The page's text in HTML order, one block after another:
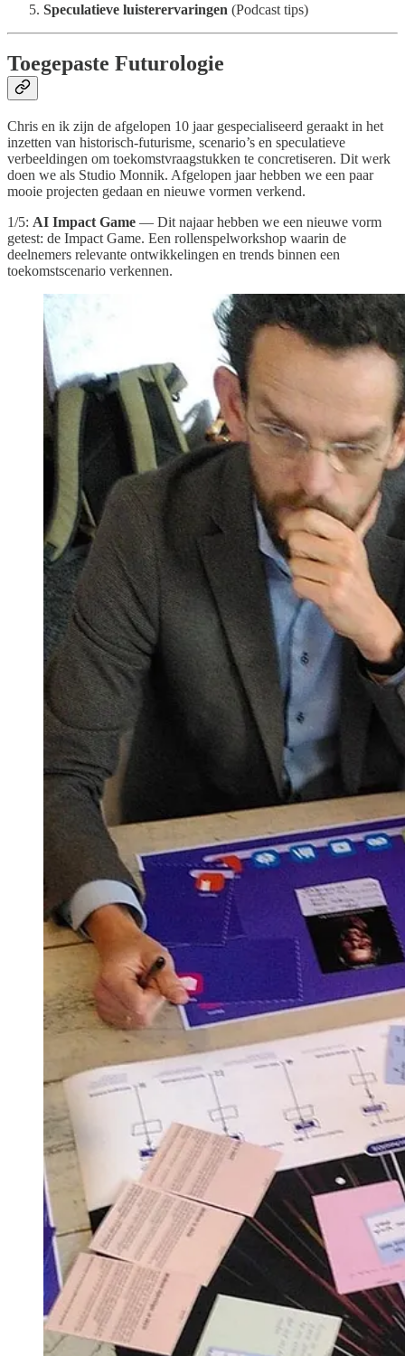
Speculatieve luisterervaringen (Podcast tips)
Toegepaste Futurologie
Chris en ik zijn de afgelopen 10 jaar gespecialiseerd geraakt in het
inzetten van historisch-futurisme, scenario’s en speculatieve
verbeeldingen om toekomstvraagstukken te concretiseren. Dit werk
doen we als Studio Monnik. Afgelopen jaar hebben we een paar
mooie projecten gedaan en nieuwe vormen verkend.
1/5: AI Impact Game — Dit najaar hebben we een nieuwe vorm
getest: de Impact Game. Een rollenspelworkshop waarin de
deelnemers relevante ontwikkelingen en trends binnen een
toekomstscenario verkennen.